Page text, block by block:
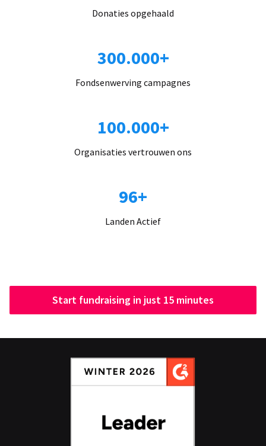
Donaties opgehaald
300.000+
Fondsenwerving campagnes
100.000+
Organisaties vertrouwen ons
96+
Landen Actief
Start fundraising in just 15 minutes